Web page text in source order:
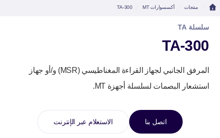
منتجات أكسسوارات MT TA-300
سلسلة TA
TA-300
المرفق الجانبي لجهاز القراءة المغناطيسي (MSR) و/أو جهاز
استشعار البصمات لسلسلة أجهزة MT.
اتصل بنا الاستعلام عبر الإنترنت